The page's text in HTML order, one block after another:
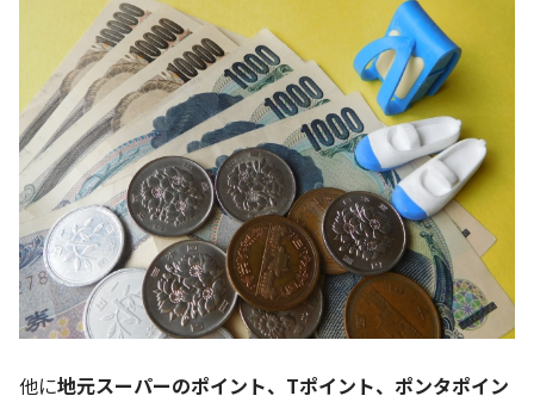
他に地元スーパーのポイント、Tポイント、ポンタポイン